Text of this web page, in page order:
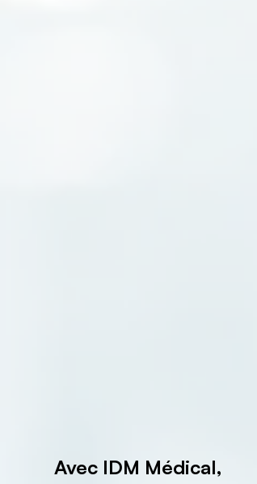
Avec IDM Médical,